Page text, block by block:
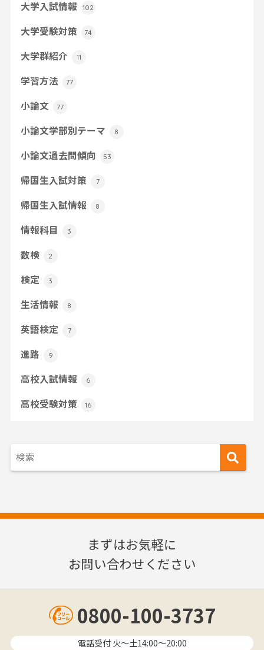
大学入試情報 102
大学受験対策 74
大学群紹介 11
学習方法 77
小論文 77
小論文学部別テーマ 8
小論文過去問傾向 53
帰国生入試対策 7
帰国生入試情報 8
情報科目 3
数検 2
検定 3
生活情報 8
英語検定 7
進路 9
高校入試情報 6
高校受験対策 16
まずはお気軽に
お問い合わせください
0800-100-3737
電話受付 火〜土14:00～20:00